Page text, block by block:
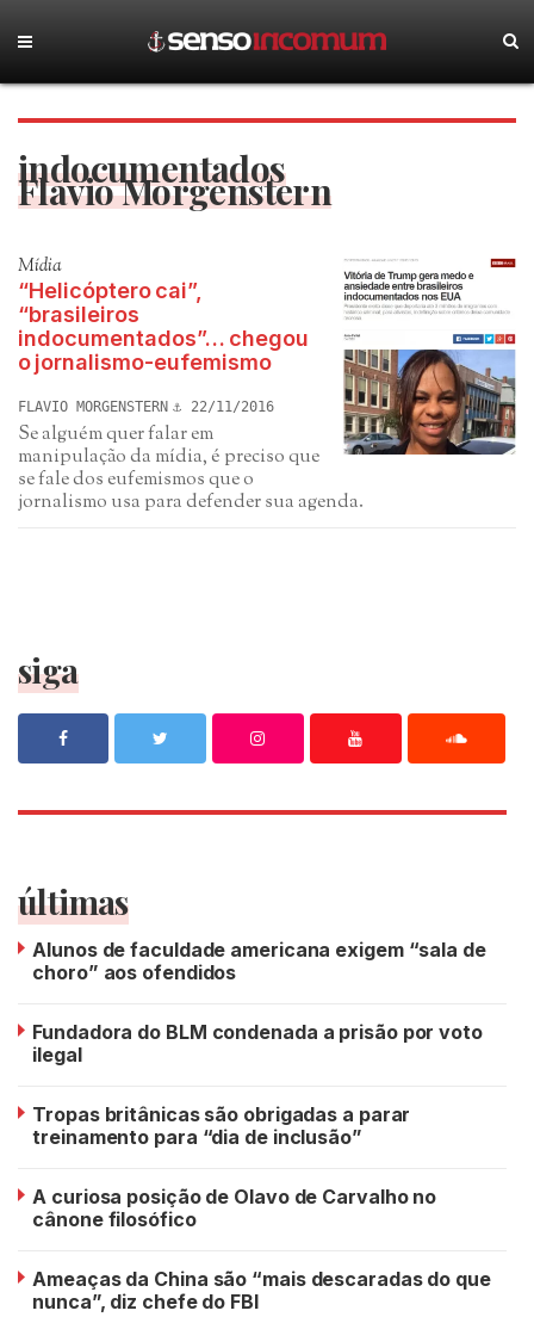
indocumentados
Flavio Morgenstern
Mídia
“Helicóptero cai”,
“brasileiros
indocumentados”… chegou
o jornalismo-eufemismo
FLAVIO MORGENSTERN 22/11/2016
Se alguém quer falar em
manipulação da mídia, é preciso que
se fale dos eufemismos que o
jornalismo usa para defender sua agenda.
siga
últimas
Alunos de faculdade americana exigem “sala de
choro” aos ofendidos
Fundadora do BLM condenada a prisão por voto
ilegal
Tropas britânicas são obrigadas a parar
treinamento para “dia de inclusão”
A curiosa posição de Olavo de Carvalho no
cânone filosófico
Ameaças da China são “mais descaradas do que
nunca”, diz chefe do FBI